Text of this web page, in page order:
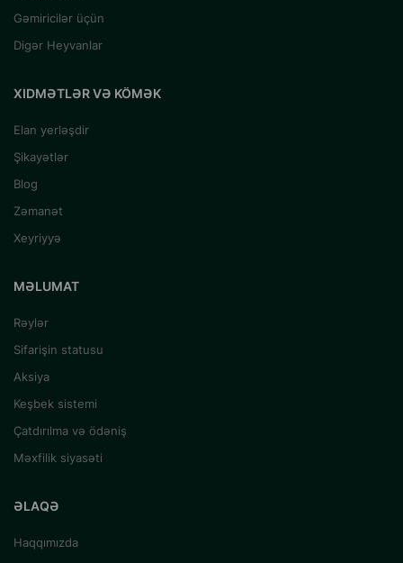
Gəmiricilər üçün
Digər Heyvanlar
XIDMƏTLƏR VƏ KÖMƏK
Elan yerləşdir
Şikayətlər
Blog
Zəmanət
Xeyriyyə
MƏLUMAT
Rəylər
Sifarişin statusu
Aksiya
Keşbek sistemi
Çatdırılma və ödəniş
Məxfilik siyasəti
ƏLAQƏ
Haqqımızda